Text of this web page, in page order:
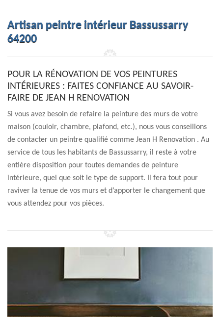
Artisan peintre intérieur Bassussarry
64200
POUR LA RÉNOVATION DE VOS PEINTURES
INTÉRIEURES : FAITES CONFIANCE AU SAVOIR-
FAIRE DE JEAN H RENOVATION
Si vous avez besoin de refaire la peinture des murs de votre
maison (couloir, chambre, plafond, etc.), nous vous conseillons
de contacter un peintre qualifié comme Jean H Renovation . Au
service de tous les habitants de Bassussarry, il reste à votre
entière disposition pour toutes demandes de peinture
intérieure, quel que soit le type de support. Il fera tout pour
raviver la tenue de vos murs et d’apporter le changement que
vous attendez pour vos pièces.